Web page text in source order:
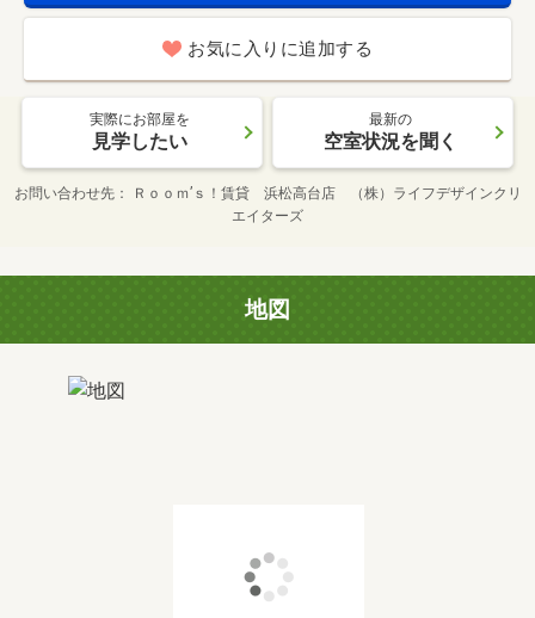
お気に入りに追加する
実際にお部屋を
見学したい
最新の
空室状況を聞く
お問い合わせ先
Ｒｏｏｍ’ｓ！賃貸 浜松高台店 （株）ライフデザインクリ
エイターズ
地図